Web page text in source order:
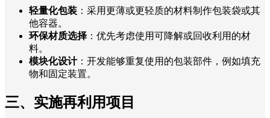
轻量化包装 ：采用更薄或更轻质的材料制作包装袋或其
他容器。
环保材质选择 ：优先考虑使用可降解或回收利用的材
料。
模块化设计：开发能够重复使用的包装部件，例如填充
物和固定装置。
三、实施再利用项目